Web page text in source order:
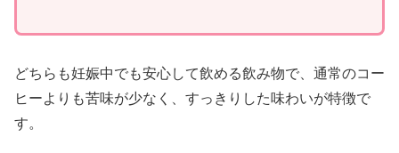
どちらも妊娠中でも安心して飲める飲み物で、通常のコー
ヒーよりも苦味が少なく、すっきりした味わいが特徴で
す。